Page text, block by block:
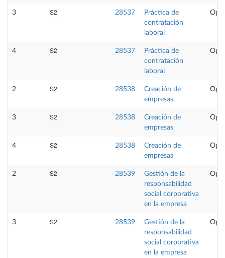
3 S2 28537
Práctica de
contratación
laboral
4 S2 28537
Práctica de
contratación
laboral
2 S2 28538
Creación de
empresas
3 S2 28538
Creación de
empresas
4 S2 28538
Creación de
empresas
2 S2 28539
Gestión de la
responsabilidad
social corporativa
en la empresa
3 S2 28539
Gestión de la
responsabilidad
social corporativa
en la empresa